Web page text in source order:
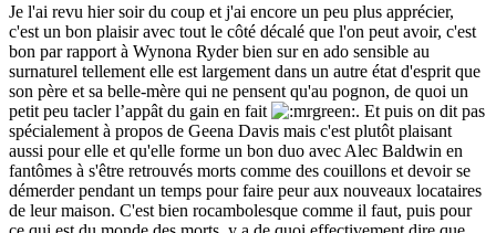
Je l'ai revu hier soir du coup et j'ai encore un peu plus apprécier,
c'est un bon plaisir avec tout le côté décalé que l'on peut avoir, c'est
bon par rapport à Wynona Ryder bien sur en ado sensible au
surnaturel tellement elle est largement dans un autre état d'esprit que
son père et sa belle-mère qui ne pensent qu'au pognon, de quoi un
petit peu tacler l’appât du gain en fait
. Et puis on dit pas
spécialement à propos de Geena Davis mais c'est plutôt plaisant
aussi pour elle et qu'elle forme un bon duo avec Alec Baldwin en
fantômes à s'être retrouvés morts comme des couillons et devoir se
démerder pendant un temps pour faire peur aux nouveaux locataires
de leur maison. C'est bien rocambolesque comme il faut, puis pour